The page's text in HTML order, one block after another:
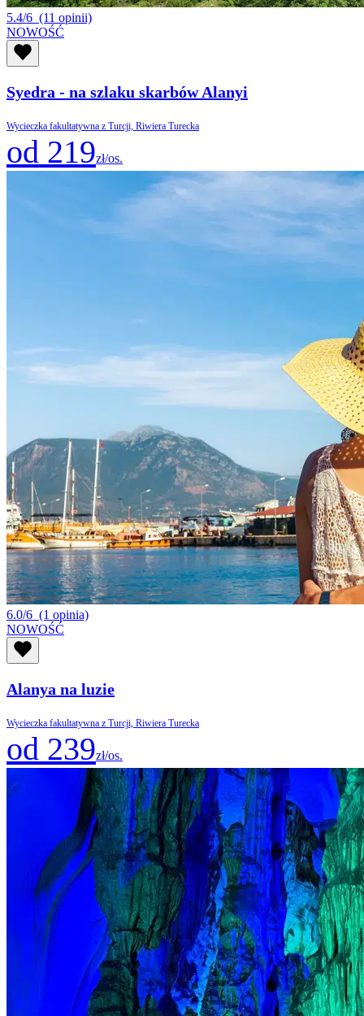
5.4/6 (11 opinii)
NOWOŚĆ
Syedra - na szlaku skarbów Alanyi
Wycieczka fakultatywna z Turcji, Riwiera Turecka
od 219zł/os.
6.0/6 (1 opinia)
NOWOŚĆ
Alanya na luzie
Wycieczka fakultatywna z Turcji, Riwiera Turecka
od 239zł/os.